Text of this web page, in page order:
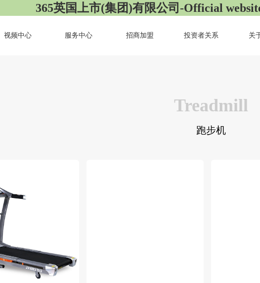
365英国上市(集团)有限公司-Official
视频中心 服务中心 招商加盟 投资者关系 关
Treadmill
跑步机